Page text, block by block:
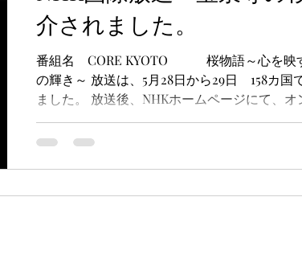
介されました。
番組名 CORE KYOTO 桜物語～心を映
の輝き～ 放送は、5月28日から29日 158カ国
ました。 放送後、NHKホームページにて、オ
https://www3.nhk.or.jp/nhkworld/en/tv/